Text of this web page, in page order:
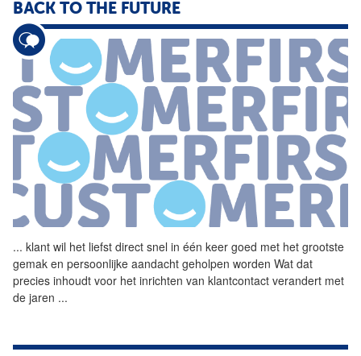
BACK TO THE FUTURE
... klant wil het liefst direct snel in één keer goed met het grootste
gemak en persoonlijke aandacht geholpen worden Wat dat
precies inhoudt voor het inrichten van klantcontact verandert met
de jaren ...